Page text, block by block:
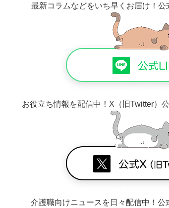
最新コラムなどをいち早くお届け！ 公
お役立ち情報を配信中！ X（旧Twitter）
介護職向けニュースを日々配信中！ 公